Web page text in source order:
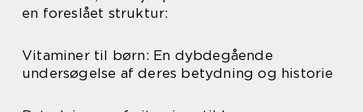
en foreslået struktur:
Vitaminer til børn: En dybdegående
undersøgelse af deres betydning og historie